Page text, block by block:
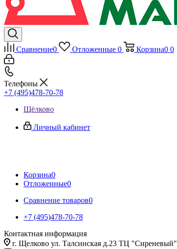
Сравнение0 Отложенные 0 Корзина0 0
Телефоны
+7 (495)478-70-78
Щёлково
Личный кабинет
Корзина0
Отложенные0
Сравнение товаров0
+7 (495)478-70-78
Контактная информация
г. Щелково ул. Талсинская д.23 ТЦ "Сиреневый"